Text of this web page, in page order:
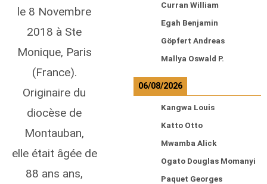
le 8 Novembre
2018 à Ste
Monique, Paris
(France).
Originaire du
diocèse de
Montauban,
elle était âgée de
88 ans ans,
Curran William
Egah Benjamin
Göpfert Andreas
Mallya Oswald P.
06/08/2026
Kangwa Louis
Katto Otto
Mwamba Alick
Ogato Douglas Momanyi
Paquet Georges